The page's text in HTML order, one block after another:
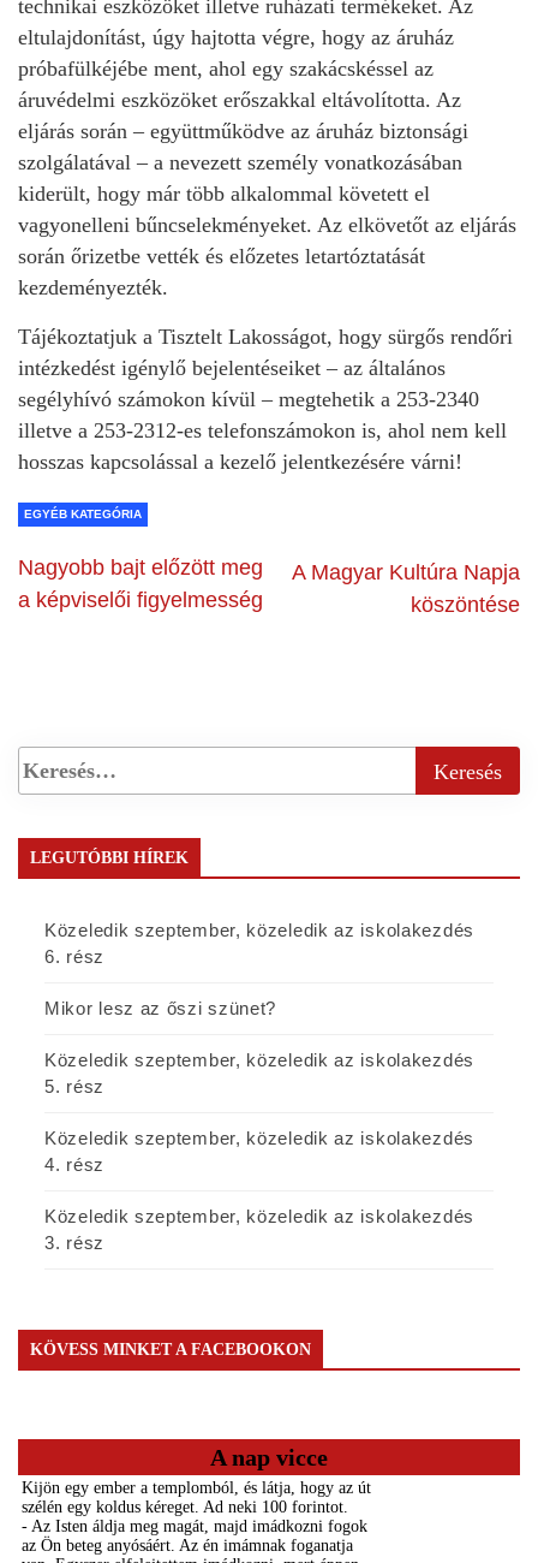
technikai eszközöket illetve ruházati termékeket. Az
eltulajdonítást, úgy hajtotta végre, hogy az áruház
próbafülkéjébe ment, ahol egy szakácskéssel az
áruvédelmi eszközöket erőszakkal eltávolította. Az
eljárás során – együttműködve az áruház biztonsági
szolgálatával – a nevezett személy vonatkozásában
kiderült, hogy már több alkalommal követett el
vagyonelleni bűncselekményeket. Az elkövetőt az eljárás
során őrizetbe vették és előzetes letartóztatását
kezdeményezték.
Tájékoztatjuk a Tisztelt Lakosságot, hogy sürgős rendőri
intézkedést igénylő bejelentéseiket – az általános
segélyhívó számokon kívül – megtehetik a 253-2340
illetve a 253-2312-es telefonszámokon is, ahol nem kell
hosszas kapcsolással a kezelő jelentkezésére várni!
EGYÉB KATEGÓRIA
Nagyobb bajt előzött meg
a képviselői figyelmesség
A Magyar Kultúra Napja
köszöntése
LEGUTÓBBI HÍREK
Közeledik szeptember, közeledik az iskolakezdés
6. rész
Mikor lesz az őszi szünet?
Közeledik szeptember, közeledik az iskolakezdés
5. rész
Közeledik szeptember, közeledik az iskolakezdés
4. rész
Közeledik szeptember, közeledik az iskolakezdés
3. rész
KÖVESS MINKET A FACEBOOKON
A nap vicce